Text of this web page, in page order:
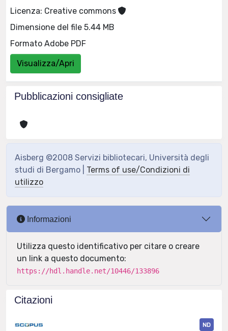
Licenza: Creative commons
Dimensione del file 5.44 MB
Formato Adobe PDF
Visualizza/Apri
Pubblicazioni consigliate
Aisberg ©2008 Servizi bibliotecari, Università degli
studi di Bergamo | Terms of use/Condizioni di
utilizzo
Informazioni
Utilizza questo identificativo per citare o creare
un link a questo documento:
https://hdl.handle.net/10446/133896
Citazioni
ND